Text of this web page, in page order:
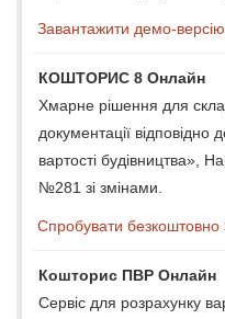
Завантажити демо-версію
КОШТОРИС 8 Онлайн
Хмарне рішення для
документації
вартості будівництва»,
№281 зі змінами.
Спробувати безкоштовно
Кошторис ПВР Онлайн
Сервіс для розрахунку